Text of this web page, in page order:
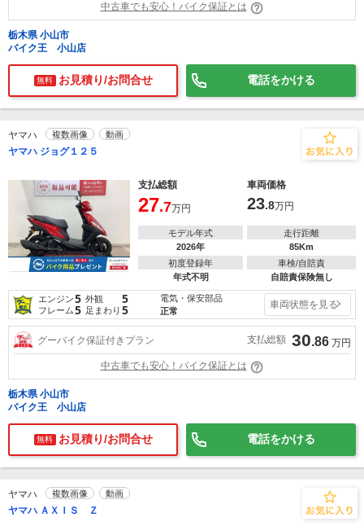
中古車でも安心！バイク保証とは
栃木県 小山市
バイク王 小山店
無料 お見積り/お問合せ 電話をかける
ヤマハ 複数画像 動画
ヤマハ ジョグ１２５
支払総額 車両価格
27.7万円 23.8万円
モデル年式
2026年
走行距離
85Km
初度登録年
年式不明
車検/自賠責
自賠責保険無し
エンジン5 外観 5
フレーム5 足まわり 5
電気・保安部品
正常
車両状態を見る
グーバイク保証付きプラン 支払総額 30.86 万円
中古車でも安心！バイク保証とは
栃木県 小山市
バイク王 小山店
無料 お見積り/お問合せ 電話をかける
ヤマハ 複数画像 動画
ヤマハ ＡＸＩＳ Ｚ